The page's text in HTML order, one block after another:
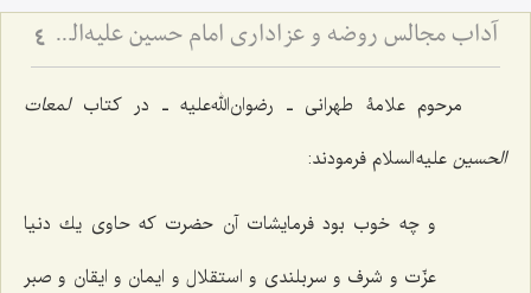
آداب مجالس روضه و عزاداری امام حسین علیه‌السلام - و توصیه‌های بزرگان دربارۀ ماه‌های محرّم و صفر 4
مرحوم علامۀ طهرانی ـ رضوان‌الله‌علیه ـ در کتابلمعات
الحسین علیه السلام فرمودند:
و چه خوب بود فرمایشات آن حضرت كه حاوى‌ یك دنیا
عزّت و شرف و سربلندى و استقلال و ایمان و ایقان و صبر